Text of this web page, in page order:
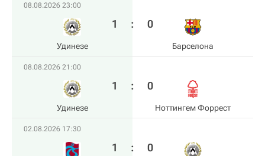
08.08.2026 23:00
Удинезе
1 : 0
Барселона
08.08.2026 21:00
Удинезе
1 : 0
Ноттингем Форрест
02.08.2026 17:30
1 : 0